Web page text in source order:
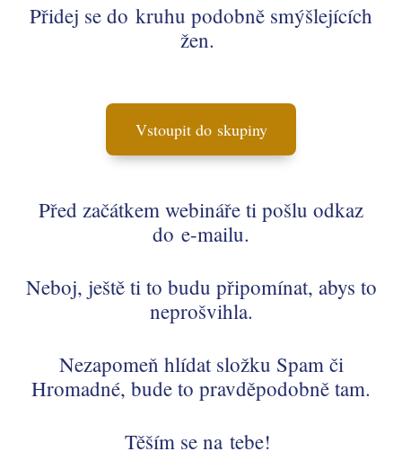
Přidej se do kruhu podobně smýšlejících
žen.
Vstoupit do skupiny
Před začátkem webináře ti pošlu odkaz
do e-mailu.
Neboj, ještě ti to budu připomínat, abys to
neprošvihla.
Nezapomeň hlídat složku Spam či
Hromadné, bude to pravděpodobně tam.
Těším se na tebe!